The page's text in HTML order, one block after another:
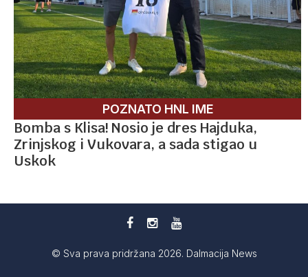
POZNATO HNL IME
Bomba s Klisa! Nosio je dres Hajduka,
Zrinjskog i Vukovara, a sada stigao u
Uskok
© Sva prava pridržana 2026. Dalmacija News